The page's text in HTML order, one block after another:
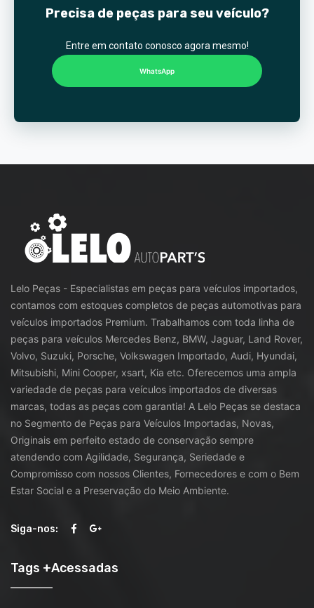
Precisa de peças para seu veículo?
Entre em contato conosco agora mesmo!
WhatsApp
Lelo Peças - Especialistas em peças para veículos importados,
contamos com estoques completos de peças automotivas para
veículos importados Premium. Trabalhamos com toda linha de
peças para veículos Mercedes Benz, BMW, Jaguar, Land Rover,
Volvo, Suzuki, Porsche, Volkswagen Importado, Audi, Hyundai,
Mitsubishi, Mini Cooper, xsart, Kia etc. Oferecemos uma ampla
variedade de peças para veículos importados de diversas
marcas, todas as peças com garantia! A Lelo Peças se destaca
no Segmento de Peças para Veículos Importadas, Novas,
Originais em perfeito estado de conservação sempre
atendendo com Agilidade, Segurança, Seriedade e
Compromisso com nossos Clientes, Fornecedores e com o Bem
Estar Social e a Preservação do Meio Ambiente.
Siga-nos:
Tags +Acessadas